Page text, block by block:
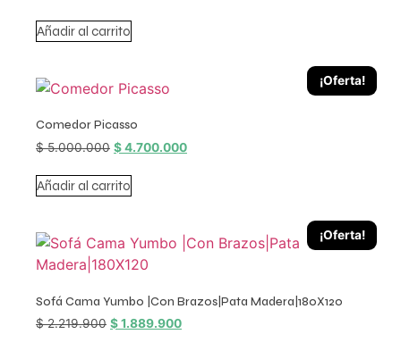
Añadir al carrito
¡Oferta!
Comedor Picasso
$5.000.000 $4.700.000
Añadir al carrito
¡Oferta!
Sofá Cama Yumbo |Con Brazos|Pata Madera|180X120
$2.219.900 $1.889.900